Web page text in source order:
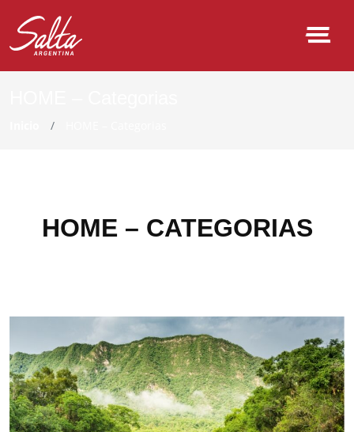
HOME – CATEGORIAS